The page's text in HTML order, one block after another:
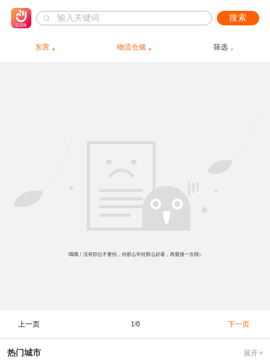
搜索
东营 物流仓储 筛选
哦哦！没有职位不要怕，你那么年轻那么好看，再重搜一次呗~
上一页 1/0 下一页
热门城市 展开